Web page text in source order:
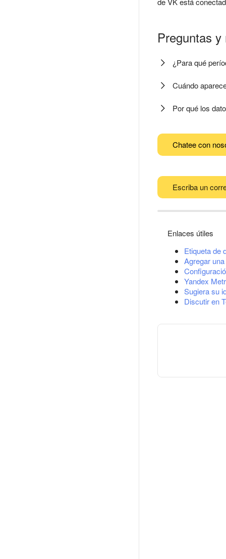
Preguntas
¿Para qué
Cuándo
Por qué los
Chatee con
Escriba un
Enlaces útiles
Etiqueta de
Agregar
Yandex
Sugiera su
Discutir en